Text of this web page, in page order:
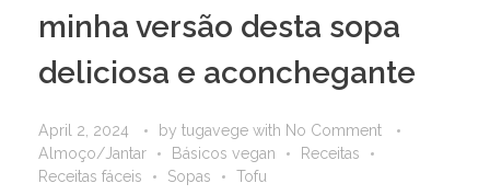
minha versão desta sopa
deliciosa e aconchegante
April 2, 2024 by tugavege with No Comment
Almoço/Jantar
Básicos vegan
Receitas
Receitas fáceis
Sopas Tofu